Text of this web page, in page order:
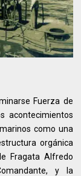
Fuerza de
acontecimientos
como una
orgánica
Fragata Alfredo
y la